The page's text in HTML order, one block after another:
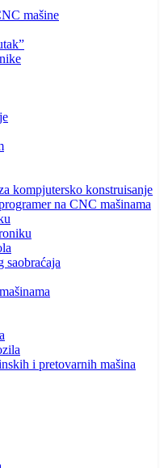
mašine
kompjutersko konstruisanje
na CNC mašinama
saobraćaja
i pretovarnih mašina